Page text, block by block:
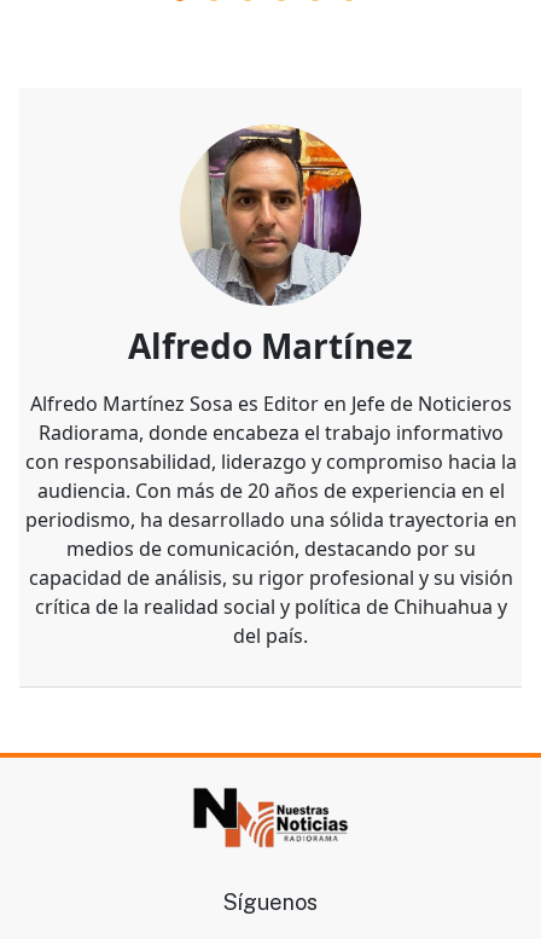
Alfredo Martínez
Alfredo Martínez Sosa es Editor en Jefe de Noticieros
Radiorama, donde encabeza el trabajo informativo
con responsabilidad, liderazgo y compromiso hacia la
audiencia. Con más de 20 años de experiencia en el
periodismo, ha desarrollado una sólida trayectoria en
medios de comunicación, destacando por su
capacidad de análisis, su rigor profesional y su visión
crítica de la realidad social y política de Chihuahua y
del país.
Síguenos